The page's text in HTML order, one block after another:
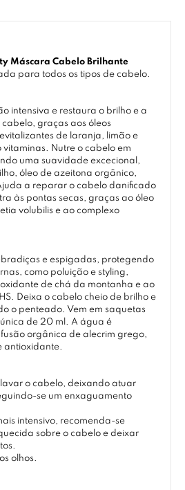
Máscara Cabelo Brilhante
para todos os tipos de cabelo.
intensiva e restaura o brilho e a
graças aos óleos
de laranja, limão e
Nutre o cabelo em
uma suavidade excecional,
óleo de azeitona orgânico,
a reparar o cabelo danificado
às pontas secas, graças ao óleo
volubilis e ao complexo
e espigadas, protegendo
como poluição e styling,
de chá da montanha e ao
Deixa o cabelo cheio de brilho e
o penteado. Vem em saquetas
de 20 ml. A água é
orgânica de alecrim grego,
antioxidante.
o cabelo, deixando atuar
se um enxaguamento
intensivo, recomenda-se
sobre o cabelo e deixar
olhos.